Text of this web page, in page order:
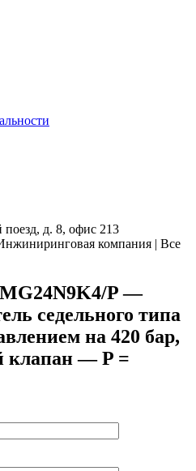
д. 8, офис 213
компания | Все
P —
седельного типа
на 420 бар,
клапан — P =